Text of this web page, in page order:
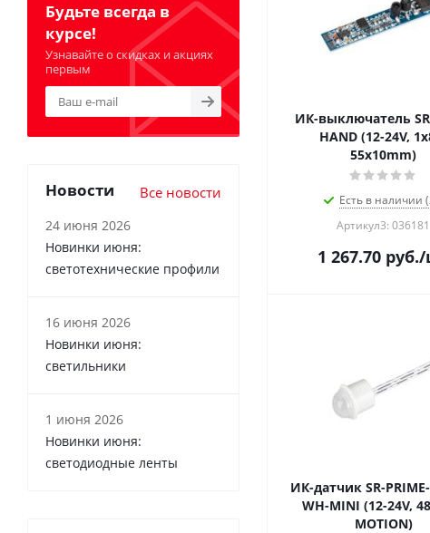
ИК-выключатель
HAND (12-24V,
55x10mm)
Есть в наличии
Артикул3: 036181
1 267.70руб./
ИК-датчик SR-
WH-MINI (12-24V,
MOTION)
Будьте всегда в
курсе!
Узнавайте о скидках и акциях
первым
Новости Все новости
24 июня 2026
Новинки июня:
светотехнические профили
16 июня 2026
Новинки июня:
светильники
1 июня 2026
Новинки июня:
светодиодные ленты